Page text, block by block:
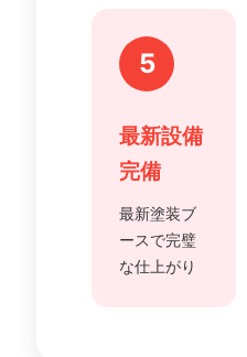
5
最新設備
完備
最新塗装ブ
ースで完璧
な仕上がり